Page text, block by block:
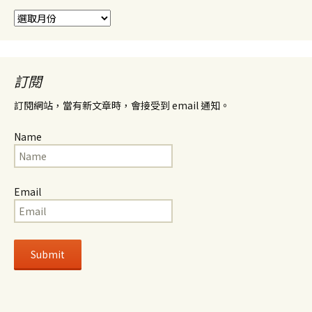
彙
整
訂閱
訂閱網站，當有新文章時，會接受到 email 通知。
Name
Email